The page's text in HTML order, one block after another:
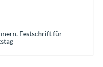
Festschrift für